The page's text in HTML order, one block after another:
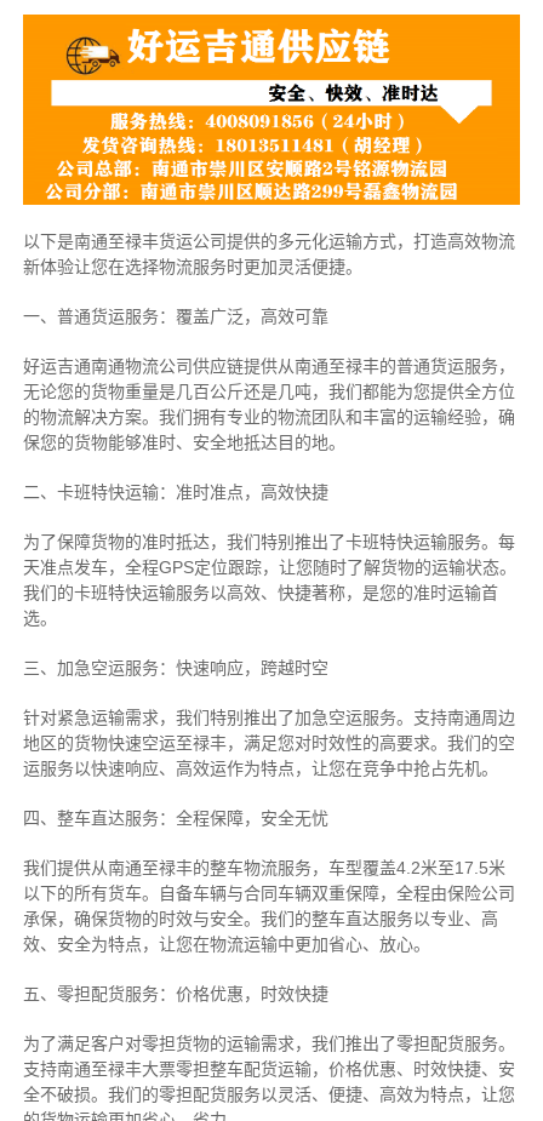
以下是南通至禄丰货运公司提供的多元化运输方式，打造高效物流
新体验让您在选择物流服务时更加灵活便捷。
一、普通货运服务：覆盖广泛，高效可靠
好运吉通南通物流公司供应链提供从南通至禄丰的普通货运服务，
无论您的货物重量是几百公斤还是几吨，我们都能为您提供全方位
的物流解决方案。我们拥有专业的物流团队和丰富的运输经验，确
保您的货物能够准时、安全地抵达目的地。
二、卡班特快运输：准时准点，高效快捷
为了保障货物的准时抵达，我们特别推出了卡班特快运输服务。每
天准点发车，全程GPS定位跟踪，让您随时了解货物的运输状态。
我们的卡班特快运输服务以高效、快捷著称，是您的准时运输首
选。
三、加急空运服务：快速响应，跨越时空
针对紧急运输需求，我们特别推出了加急空运服务。支持南通周边
地区的货物快速空运至禄丰，满足您对时效性的高要求。我们的空
运服务以快速响应、高效运作为特点，让您在竞争中抢占先机。
四、整车直达服务：全程保障，安全无忧
我们提供从南通至禄丰的整车物流服务，车型覆盖4.2米至17.5米
以下的所有货车。自备车辆与合同车辆双重保障，全程由保险公司
承保，确保货物的时效与安全。我们的整车直达服务以专业、高
效、安全为特点，让您在物流运输中更加省心、放心。
五、零担配货服务：价格优惠，时效快捷
为了满足客户对零担货物的运输需求，我们推出了零担配货服务。
支持南通至禄丰大票零担整车配货运输，价格优惠、时效快捷、安
全不破损。我们的零担配货服务以灵活、便捷、高效为特点，让您